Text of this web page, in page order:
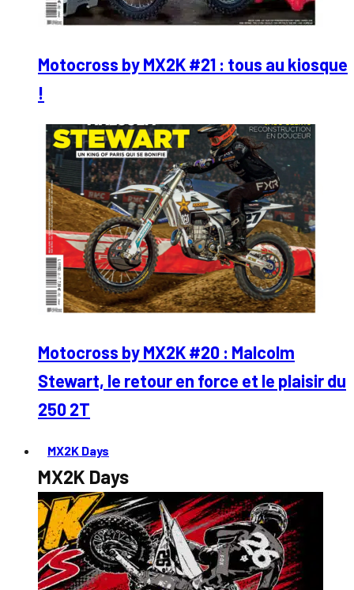
Motocross by MX2K #21 : tous au kiosque
!
Motocross by MX2K #20 : Malcolm
Stewart, le retour en force et le plaisir du
250 2T
MX2K Days
MX2K Days